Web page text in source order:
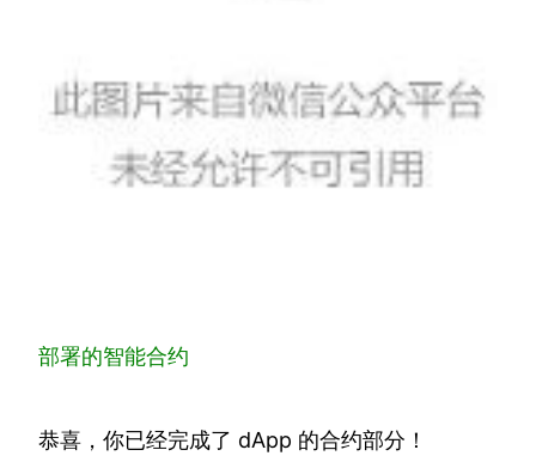
部署的智能合约
恭喜，你已经完成了 dApp 的合约部分！